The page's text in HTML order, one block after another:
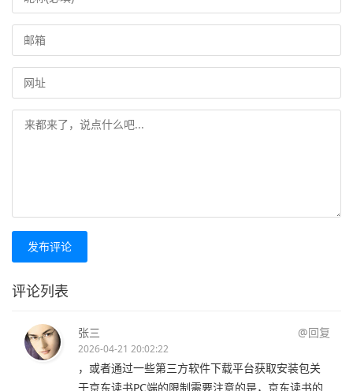
发布评论
评论列表
张三 @回复
2026-04-21 20:02:22
，或者通过一些第三方软件下载平台获取安装包关
于京东读书PC端的限制需要注意的是，京东读书的